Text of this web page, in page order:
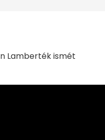
Lamberték ismét